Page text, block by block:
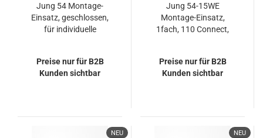
Jung 54 Montage-
Einsatz, geschlossen,
für individuelle
Preise nur für B2B
Kunden sichtbar
Jung 54-15WE
Montage-Einsatz,
1fach, 110 Connect,
Preise nur für B2B
Kunden sichtbar
NEU NEU